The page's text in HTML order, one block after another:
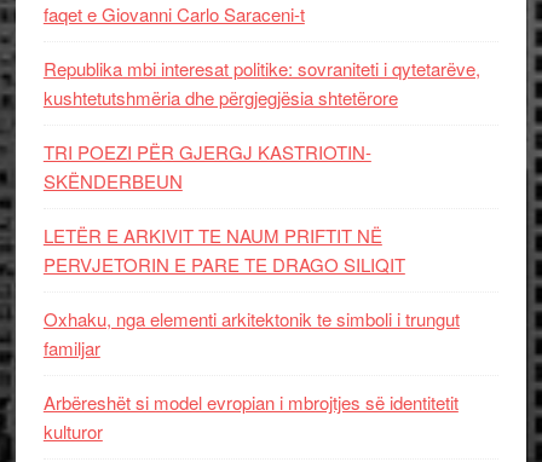
faqet e Giovanni Carlo Saraceni-t
Republika mbi interesat politike: sovraniteti i qytetarëve,
kushtetutshmëria dhe përgjegjësia shtetërore
TRI POEZI PËR GJERGJ KASTRIOTIN-
SKËNDERBEUN
LETËR E ARKIVIT TE NAUM PRIFTIT NË
PERVJETORIN E PARE TE DRAGO SILIQIT
Oxhaku, nga elementi arkitektonik te simboli i trungut
familjar
Arbëreshët si model evropian i mbrojtjes së identitetit
kulturor